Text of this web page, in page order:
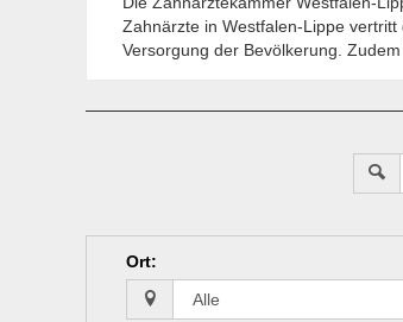
Zahnärzte in Westfalen-Lippe
Versorgung der Bevölkerung.
Ort: